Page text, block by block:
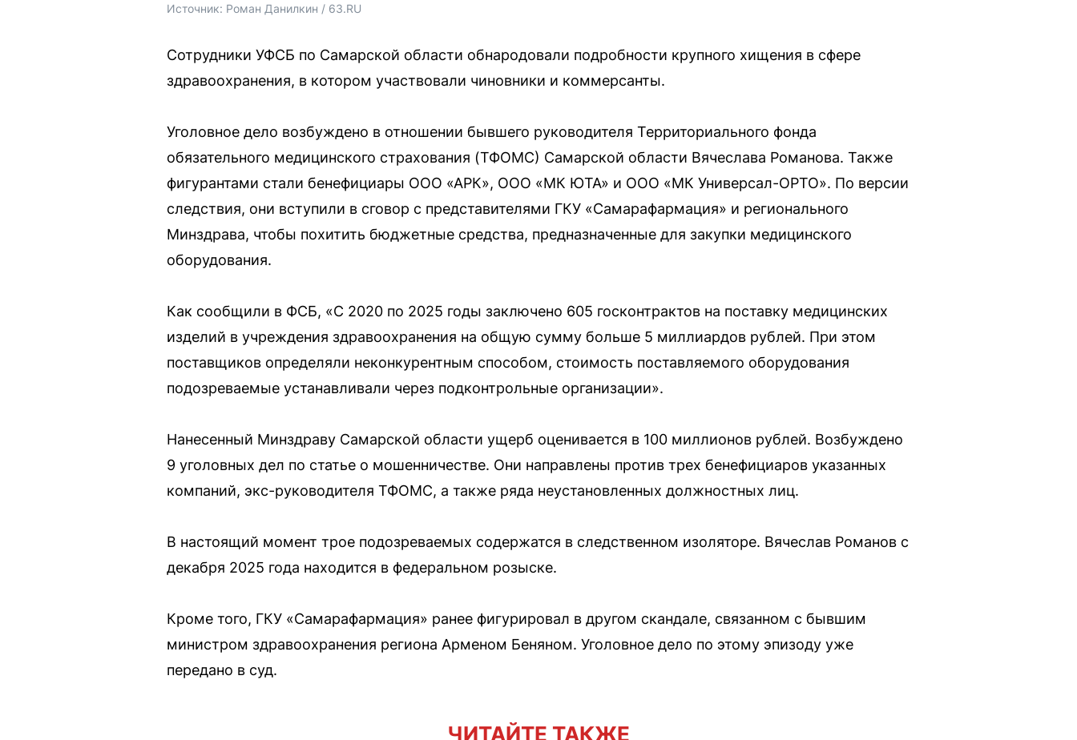
Источник: Роман Данилкин / 63.RU
Сотрудники УФСБ по Самарской области обнародовали подробности крупного хищения в сфере
здравоохранения, в котором участвовали чиновники и коммерсанты.
Уголовное дело возбуждено в отношении бывшего руководителя Территориального фонда
обязательного медицинского страхования (ТФОМС) Самарской области Вячеслава Романова. Также
фигурантами стали бенефициары ООО «АРК», ООО «МК ЮТА» и ООО «МК Универсал-ОРТО». По версии
следствия, они вступили в сговор с представителями ГКУ «Самарафармация» и регионального
Минздрава, чтобы похитить бюджетные средства, предназначенные для закупки медицинского
оборудования.
Как сообщили в ФСБ, «С 2020 по 2025 годы заключено 605 госконтрактов на поставку медицинских
изделий в учреждения здравоохранения на общую сумму больше 5 миллиардов рублей. При этом
поставщиков определяли неконкурентным способом, стоимость поставляемого оборудования
подозреваемые устанавливали через подконтрольные организации».
Нанесенный Минздраву Самарской области ущерб оценивается в 100 миллионов рублей. Возбуждено
9 уголовных дел по статье о мошенничестве. Они направлены против трех бенефициаров указанных
компаний, экс-руководителя ТФОМС, а также ряда неустановленных должностных лиц.
В настоящий момент трое подозреваемых содержатся в следственном изоляторе. Вячеслав Романов с
декабря 2025 года находится в федеральном розыске.
Кроме того, ГКУ «Самарафармация» ранее фигурировал в другом скандале, связанном с бывшим
министром здравоохранения региона Арменом Беняном. Уголовное дело по этому эпизоду уже
передано в суд.
ЧИТАЙТЕ ТАКЖЕ